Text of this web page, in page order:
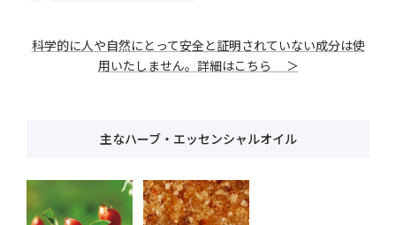
科学的に人や自然にとって安全と証明されていない成分は使
用いたしません。詳細はこちら ＞
主なハーブ・エッセンシャルオイル